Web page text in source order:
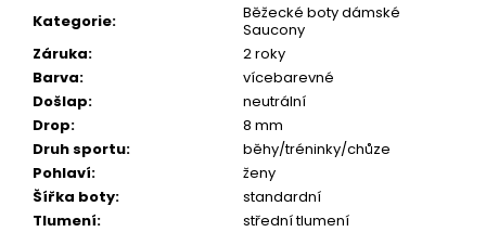
Kategorie:
Běžecké boty dámské
Saucony
Záruka:
2 roky
Barva:
vícebarevné
Došlap:
neutrální
Drop:
8 mm
Druh sportu:
běhy/tréninky/chůze
Pohlaví:
ženy
Šířka boty:
standardní
Tlumení:
střední tlumení